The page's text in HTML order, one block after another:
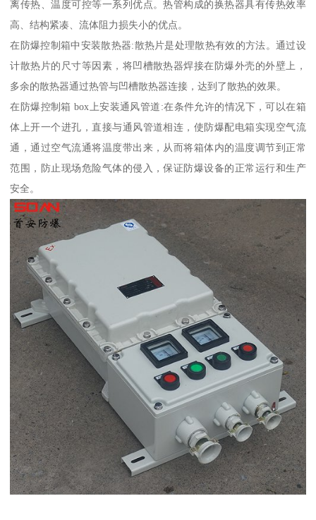
离传热、温度可控等一系列优点。热管构成的换热器具有传热效率
高、结构紧凑、流体阻力损失小的优点。
在防爆控制箱中安装散热器:散热片是处理散热有效的方法。通过设
计散热片的尺寸等因素，将凹槽散热器焊接在防爆外壳的外壁上，
多余的散热器通过热管与凹槽散热器连接，达到了散热的效果。
在防爆控制箱 box上安装通风管道:在条件允许的情况下，可以在箱
体上开一个进孔，直接与通风管道相连，使防爆配电箱实现空气流
通，通过空气流通将温度带出来，从而将箱体内的温度调节到正常
范围，防止现场危险气体的侵入，保证防爆设备的正常运行和生产
安全。